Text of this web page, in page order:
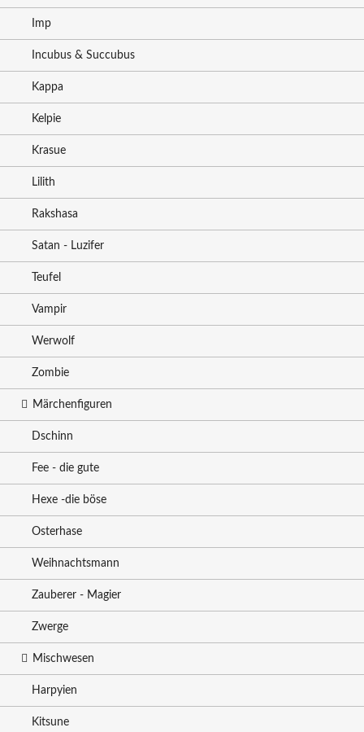
Imp
Incubus & Succubus
Kappa
Kelpie
Krasue
Lilith
Rakshasa
Satan - Luzifer
Teufel
Vampir
Werwolf
Zombie
Märchenfiguren
Dschinn
Fee - die gute
Hexe -die böse
Osterhase
Weihnachtsmann
Zauberer - Magier
Zwerge
Mischwesen
Harpyien
Kitsune